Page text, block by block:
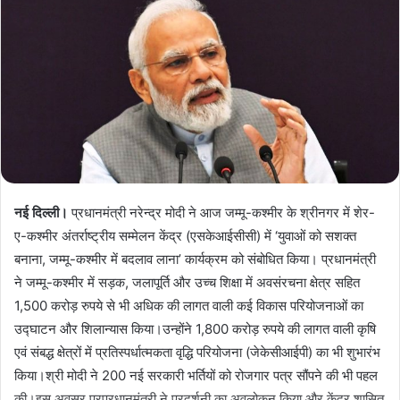
नई दिल्ली।प्रधानमंत्री नरेन्द्र मोदी ने आज जम्मू-कश्मीर के श्रीनगर में शेर-
ए-कश्मीर अंतर्राष्ट्रीय सम्मेलन केंद्र (एसकेआईसीसी) में ‘युवाओं को सशक्त
बनाना, जम्मू-कश्मीर में बदलाव लाना’ कार्यक्रम को संबोधित किया। प्रधानमंत्री
ने जम्मू-कश्मीर में सड़क, जलापूर्ति और उच्च शिक्षा में अवसंरचना क्षेत्र सहित
1,500 करोड़ रुपये से भी अधिक की लागत वाली कई विकास परियोजनाओं का
उद्घाटन और शिलान्यास किया।उन्होंने 1,800 करोड़ रुपये की लागत वाली कृषि
एवं संबद्ध क्षेत्रों में प्रतिस्पर्धात्मकता वृद्धि परियोजना (जेकेसीआईपी) का भी शुभारंभ
किया।श्री मोदी ने 200 नई सरकारी भर्तियों को रोजगार पत्र सौंपने की भी पहल